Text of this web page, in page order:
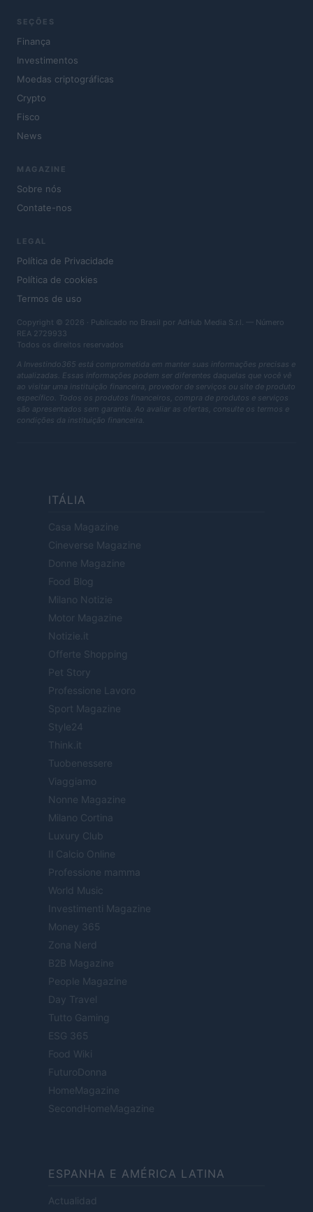
SEÇÕES
Finança
Investimentos
Moedas criptográficas
Crypto
Fisco
News
MAGAZINE
Sobre nós
Contate-nos
LEGAL
Política de Privacidade
Política de cookies
Termos de uso
Copyright © 2026 · Publicado no Brasil por AdHub Media S.r.l. — Número
REA 2729933
Todos os direitos reservados
A Investindo365 está comprometida em manter suas informações precisas e
atualizadas. Essas informações podem ser diferentes daquelas que você vê
ao visitar uma instituição financeira, provedor de serviços ou site de produto
específico. Todos os produtos financeiros, compra de produtos e serviços
são apresentados sem garantia. Ao avaliar as ofertas, consulte os termos e
condições da instituição financeira.
ITÁLIA
Casa Magazine
Cineverse Magazine
Donne Magazine
Food Blog
Milano Notizie
Motor Magazine
Notizie.it
Offerte Shopping
Pet Story
Professione Lavoro
Sport Magazine
Style24
Think.it
Tuobenessere
Viaggiamo
Nonne Magazine
Milano Cortina
Luxury Club
Il Calcio Online
Professione mamma
World Music
Investimenti Magazine
Money 365
Zona Nerd
B2B Magazine
People Magazine
Day Travel
Tutto Gaming
ESG 365
Food Wiki
FuturoDonna
HomeMagazine
SecondHomeMagazine
ESPANHA E AMÉRICA LATINA
Actualidad